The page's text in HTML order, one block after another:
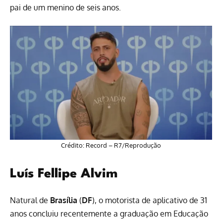
pai de um menino de seis anos.
Crédito: Record – R7/Reprodução
Luís Fellipe Alvim
Natural de Brasília (DF), o motorista de aplicativo de 31
anos concluiu recentemente a graduação em Educação